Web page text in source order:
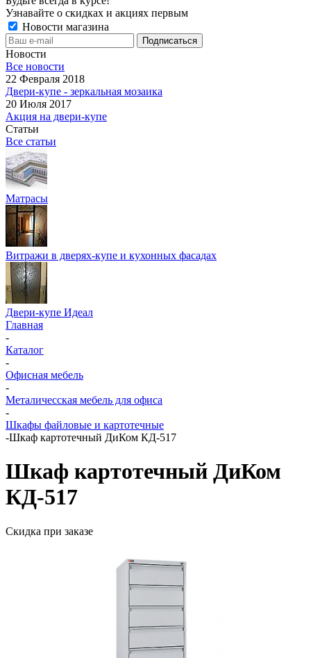
Узнавайте о скидках и акциях первым
Новости магазина
Новости
Все новости
22 Февраля 2018
Двери-купе - зеркальная мозаика
20 Июля 2017
Акция на двери-купе
Статьи
Все статьи
Матрасы
Витражи в дверях-купе и кухонных фасадах
Двери-купе Идеал
Главная
-
Каталог
-
Офисная мебель
-
Металичесская мебель для офиса
-
Шкафы файловые и картотечные
-Шкаф картотечный ДиКом КД-517
Шкаф картотечный ДиКом
КД-517
Скидка при заказе